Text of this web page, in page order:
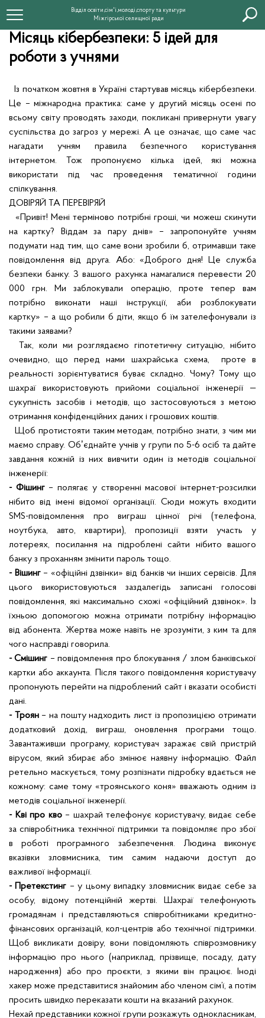
Відділ освіти,сім'ї,молоді,спорту та культури
Міжгірської селищної ради
Місяць кібербезпеки: 5 ідей для
роботи з учнями
Із початком жовтня в Україні стартував місяць кібербезпеки.
Це – міжнародна практика: саме у другий місяць осені по
всьому світу проводять заходи, покликані привернути увагу
суспільства до загроз у мережі. А це означає, що саме час
нагадати учням правила безпечного користування
інтернетом. Тож пропонуємо кілька ідей, які можна
використати під час проведення тематичної години
спілкування.
ДОВІРЯЙ ТА ПЕРЕВІРЯЙ
«Привіт! Мені терміново потрібні гроші, чи можеш скинути
на картку? Віддам за пару днів» – запропонуйте учням
подумати над тим, що саме вони зробили б, отримавши таке
повідомлення від друга. Або: «Доброго дня! Це служба
безпеки банку. З вашого рахунка намагалися перевести 20
000 грн. Ми заблокували операцію, проте тепер вам
потрібно виконати наші інструкції, аби розблокувати
картку» – а що робили б діти, якщо б їм зателефонували із
такими заявами?
Так, коли ми розглядаємо гіпотетичну ситуацію, нібито
очевидно, що перед нами шахрайська схема, проте в
реальності зорієнтуватися буває складно. Чому? Тому що
шахраї використовують прийоми соціальної інженерії —
сукупність засобів і методів, що застосовуються з метою
отримання конфіденційних даних і грошових коштів.
Щоб протистояти таким методам, потрібно знати, з чим ми
маємо справу. Обʼєднайте учнів у групи по 5-6 осіб та дайте
завдання кожній із них вивчити один із методів соціальної
інженерії:
- Фішинг– полягає у створенні масової інтернет-розсилки
нібито від імені відомої організації. Сюди можуть входити
SMS-повідомлення про виграш цінної річі (телефона,
ноутбука, авто, квартири), пропозиції взяти участь у
лотереях, посилання на підроблені сайти нібито вашого
банку з проханням змінити пароль тощо.
- Вішинг– «офіційні дзвінки» від банків чи інших сервісів. Для
цього використовуються заздалегідь записані голосові
повідомлення, які максимально схожі «офіційний дзвінок». Із
їхньою допомогою можна отримати потрібну інформацію
від абонента. Жертва може навіть не зрозуміти, з ким та для
чого насправді говорила.
- Смішинг – повідомлення про блокування / злом банківської
картки або аккаунта. Після такого повідомлення користувачу
пропонують перейти на підроблений сайт і вказати особисті
дані.
- Троян– на пошту надходить лист із пропозицією отримати
додатковий дохід, виграш, оновлення програми тощо.
Завантаживши програму, користувач заражає свій пристрій
вірусом, який збирає або змінює наявну інформацію. Файл
ретельно маскується, тому розпізнати підробку вдається не
кожному: саме тому «троянського коня» вважають одним із
методів соціальної інженерії.
- Кві про кво– шахрай телефонує користувачу, видає себе
за співробітника технічної підтримки та повідомляє про збої
в роботі програмного забезпечення. Людина виконує
вказівки зловмисника, тим самим надаючи доступ до
важливої інформації.
- Претекстинг – у цьому випадку зловмисник видає себе за
особу, відому потенційній жертві. Шахраї телефонують
громадянам і представляються співробітниками кредитно-
фінансових організацій, кол-центрів або технічної підтримки.
Щоб викликати довіру, вони повідомляють співрозмовнику
інформацію про нього (наприклад, прізвище, посаду, дату
народження) або про проєкти, з якими він працює. Іноді
хакер може представитися знайомим або членом сім’ї, а потім
просить швидко переказати кошти на вказаний рахунок.
Нехай представники кожної групи розкажуть однокласникам,